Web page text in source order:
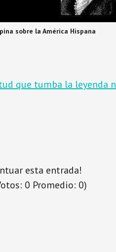
sobre la América Hispana
que tumba la leyenda
esta entrada!
0 Promedio: 0)